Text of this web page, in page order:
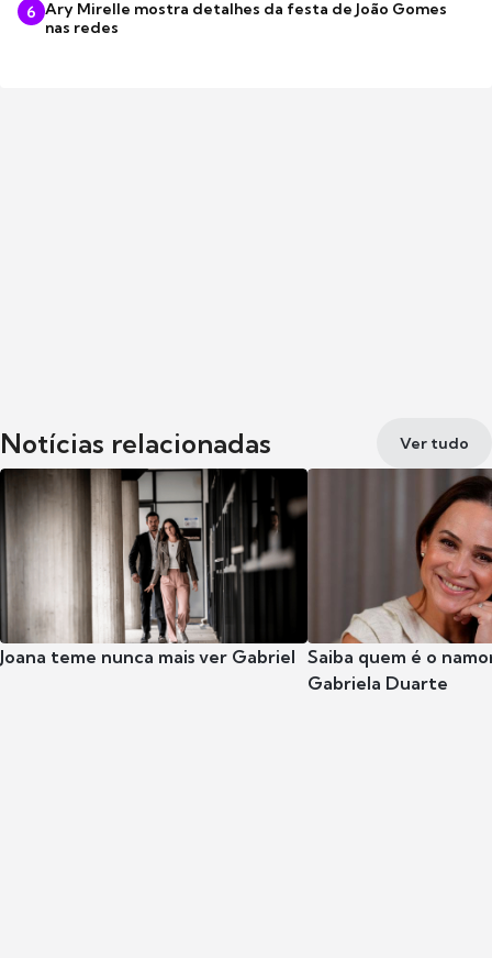
6 Ary Mirelle mostra detalhes da festa de João Gomes
nas redes
Notícias relacionadas Ver tudo
Joana teme nunca mais ver Gabriel Saiba quem é o
Gabriela Duarte